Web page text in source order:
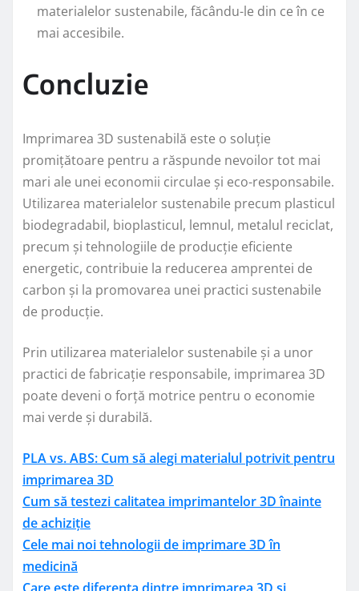
materialelor sustenabile, făcându-le din ce în ce
mai accesibile.
Concluzie
Imprimarea 3D sustenabilă este o soluție
promițătoare pentru a răspunde nevoilor tot mai
mari ale unei economii circulae și eco-responsabile.
Utilizarea materialelor sustenabile precum plasticul
biodegradabil, bioplasticul, lemnul, metalul reciclat,
precum și tehnologiile de producție eficiente
energetic, contribuie la reducerea amprentei de
carbon și la promovarea unei practici sustenabile
de producție.
Prin utilizarea materialelor sustenabile și a unor
practici de fabricație responsabile, imprimarea 3D
poate deveni o forță motrice pentru o economie
mai verde și durabilă.
PLA vs. ABS: Cum să alegi materialul potrivit pentru
imprimarea 3D
Cum să testezi calitatea imprimantelor 3D înainte
de achiziție
Cele mai noi tehnologii de imprimare 3D în
medicină